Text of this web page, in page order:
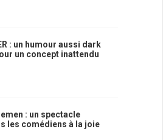
: un humour aussi dark
un concept inattendu
: un spectacle
les comédiens à la joie